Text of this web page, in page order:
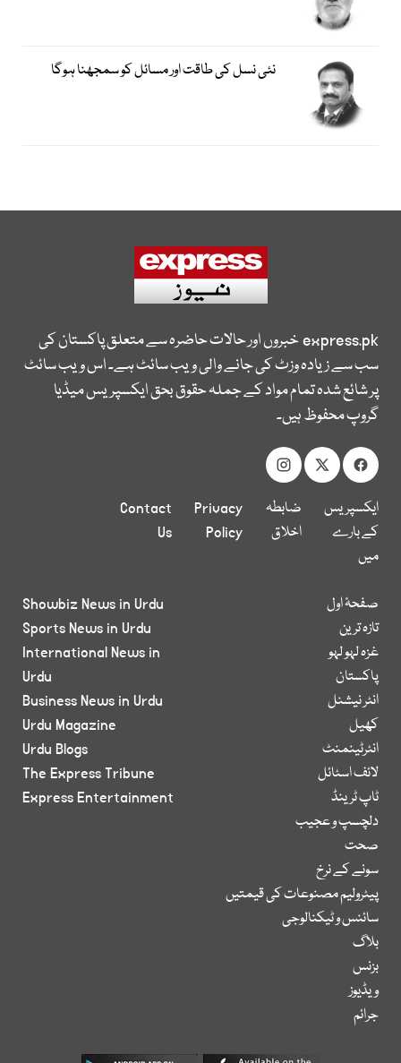
نئی نسل کی طاقت اور مسائل کو سمجھنا ہوگا
express.pkخبروں اور حالات حاضرہ سے متعلق پاکستان کی
سب سے زیادہ وزٹ کی جانے والی ویب سائٹ ہے۔ اس ویب سائٹ
پر شائع شدہ تمام مواد کے جملہ حقوق بحق ایکسپریس میڈیا
گروپ محفوظ ہیں۔
ایکسپریس
کے بارے
میں
ضابطہ
اخلاق
Privacy
Policy
Contact
Us
صفحۂ اول
تازہ ترین
غزہ لہو لہو
پاکستان
انٹر نیشنل
کھیل
انٹرٹینمنٹ
لائف اسٹائل
ٹاپ ٹرینڈ
دلچسپ و عجیب
صحت
سونے کے نرخ
پیٹرولیم مصنوعات کی قیمتیں
سائنس و ٹیکنالوجی
بلاگ
بزنس
ویڈیوز
جرائم
Showbiz News in Urdu
Sports News in Urdu
International News in
Urdu
Business News in Urdu
Urdu Magazine
Urdu Blogs
The Express Tribune
Express Entertainment